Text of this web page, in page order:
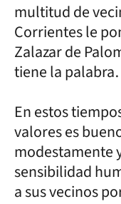
multitud de
Corrientes le
Zalazar de
tiene la
En estos
valores es
modestamente
sensibilidad
a sus vecinos